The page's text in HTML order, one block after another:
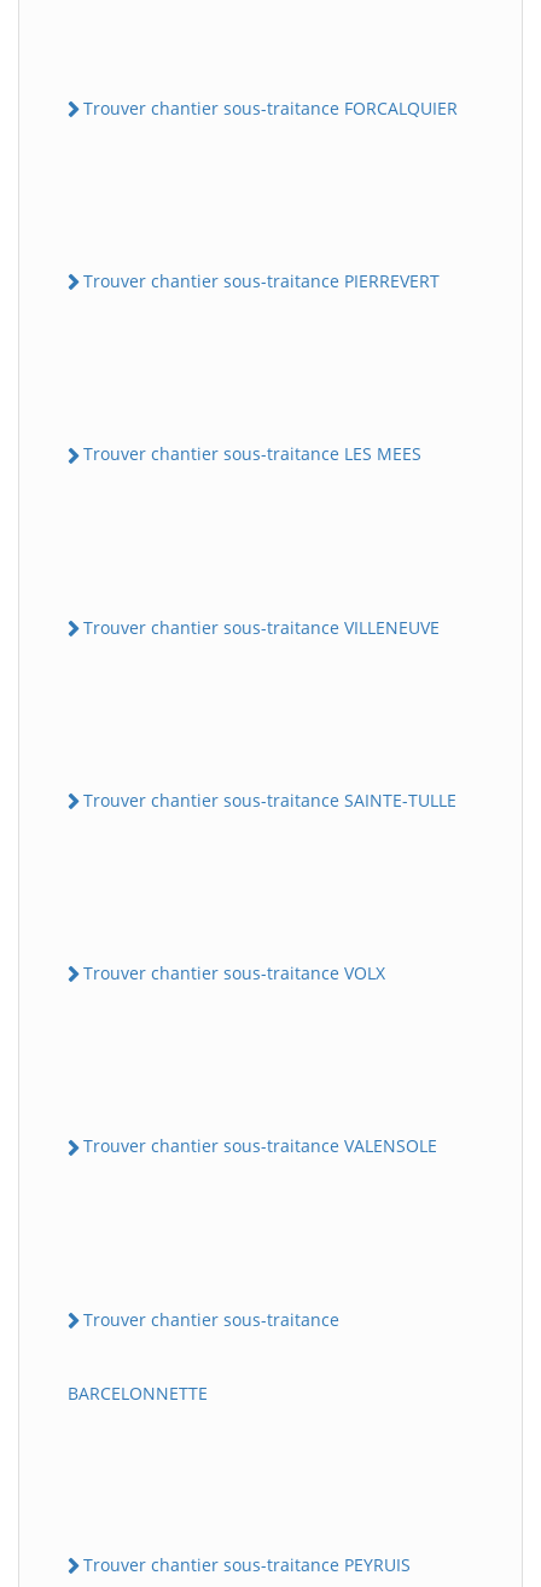
Trouver chantier sous-traitance FORCALQUIER
Trouver chantier sous-traitance PIERREVERT
Trouver chantier sous-traitance LES MEES
Trouver chantier sous-traitance VILLENEUVE
Trouver chantier sous-traitance SAINTE-TULLE
Trouver chantier sous-traitance VOLX
Trouver chantier sous-traitance VALENSOLE
Trouver chantier sous-traitance
BARCELONNETTE
Trouver chantier sous-traitance PEYRUIS